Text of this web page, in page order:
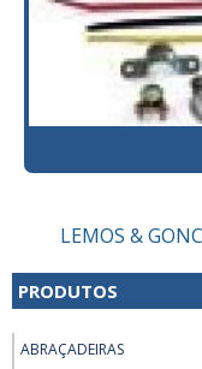
LEMOS &
PRODUTOS
ABRAÇADEIRAS